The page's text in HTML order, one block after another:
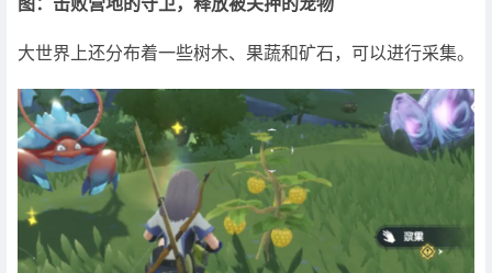
图：击败营地的守卫，释放被关押的宠物
大世界上还分布着一些树木、果蔬和矿石，可以进行采集。